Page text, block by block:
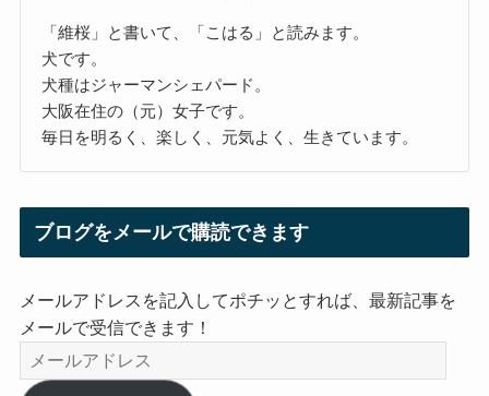
「維桜」と書いて、「こはる」と読みます。
犬です。
犬種はジャーマンシェパード。
大阪在住の（元）女子です。
毎日を明るく、楽しく、元気よく、生きています。
ブログをメールで購読できます
メールアドレスを記入してポチッとすれば、最新記事を
メールで受信できます！
メ
ー